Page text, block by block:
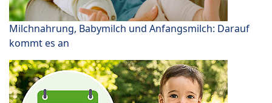
Milchnahrung, Babymilch und Anfangsmilch: Darauf
kommt es an